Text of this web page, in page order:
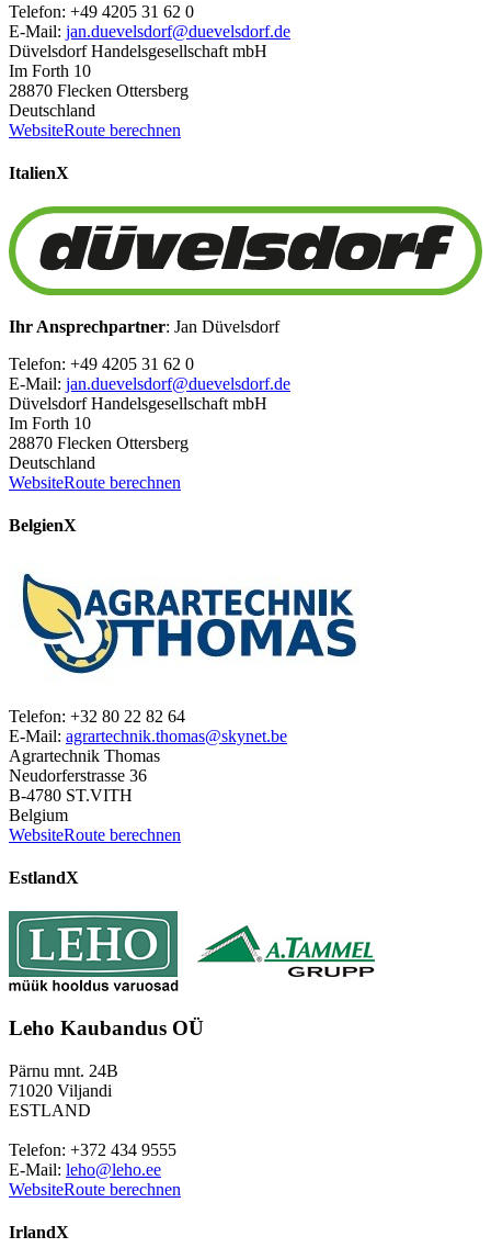
Telefon: +49 4205 31 62 0
E-Mail: jan.duevelsdorf@duevelsdorf.de
Düvelsdorf Handelsgesellschaft mbH
Im Forth 10
28870 Flecken Ottersberg
Deutschland
WebsiteRoute berechnen
ItalienX
Ihr Ansprechpartner: Jan Düvelsdorf
Telefon: +49 4205 31 62 0
E-Mail: jan.duevelsdorf@duevelsdorf.de
Düvelsdorf Handelsgesellschaft mbH
Im Forth 10
28870 Flecken Ottersberg
Deutschland
WebsiteRoute berechnen
BelgienX
Telefon: +32 80 22 82 64
E-Mail: agrartechnik.thomas@skynet.be
Agrartechnik Thomas
Neudorferstrasse 36
B-4780 ST.VITH
Belgium
WebsiteRoute berechnen
EstlandX
Leho Kaubandus OÜ
Pärnu mnt. 24B
71020 Viljandi
ESTLAND
Telefon: +372 434 9555
E-Mail: leho@leho.ee
WebsiteRoute berechnen
IrlandX